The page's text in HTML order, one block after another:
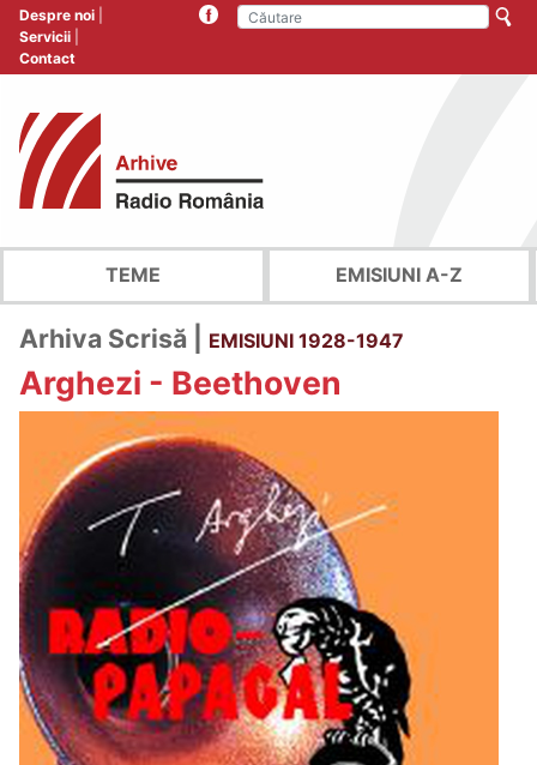
Despre noi
Servicii
Contact
TEME EMISIUNI A-Z
Arhiva Scrisă | EMISIUNI 1928-1947
Arghezi - Beethoven